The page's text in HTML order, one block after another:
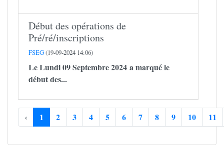
Début des opérations de
Pré/ré/inscriptions
FSEG(19-09-2024 14:06)
Le Lundi 09 Septembre 2024 a marqué le
début des...
‹ 1 2 3 4 5 6 7 8 9 10 11